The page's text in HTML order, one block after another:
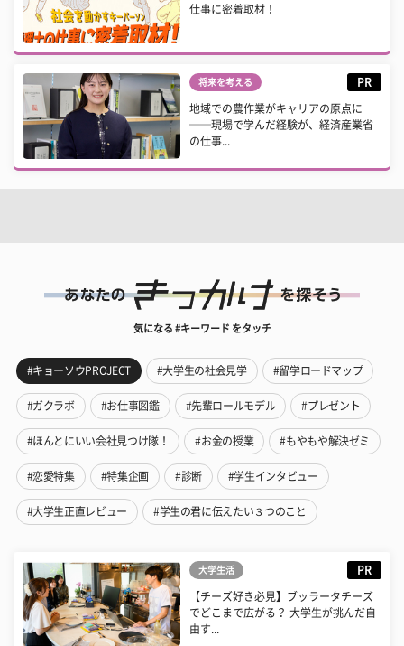
仕事に密着取材！
将来を考える PR
地域での農作業がキャリアの原点に
──現場で学んだ経験が、経済産業省
の仕事...
気になる #キーワード をタッチ
#キョーソウPROJECT #大学生の社会見学 #留学ロードマップ
#ガクラボ #お仕事図鑑 #先輩ロールモデル #プレゼント
#ほんとにいい会社見つけ隊！ #お金の授業 #もやもや解決ゼミ
#恋愛特集 #特集企画 #診断 #学生インタビュー
#大学生正直レビュー #学生の君に伝えたい３つのこと
大学生活 PR
【チーズ好き必見】ブッラータチーズ
でどこまで広がる？ 大学生が挑んだ自
由す...